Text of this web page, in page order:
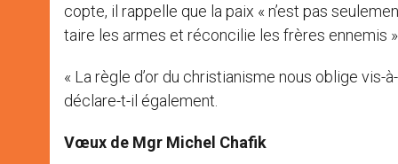
copte, il rappelle que la paix « n’est pas
taire les armes et réconcilie les frères ennemis ».
« La règle d’or du christianisme nous oblige vis-
déclare-t-il également.
Vœux de Mgr Michel Chafik